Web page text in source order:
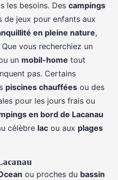
les besoins. Des campings
de jeux pour enfants aux
en pleine nature,
vous recherchiez un
un mobil-home tout
pas. Certains
piscines chauffées ou des
pour les jours frais ou
en bord de Lacanau
célèbre lac ou aux plages
ou proches du bassin